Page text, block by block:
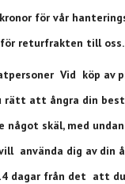
för vår
returfrakten till oss.
Vid köp av
rätt att ångra din
skäl, med
använda dig av din
dagar från det att